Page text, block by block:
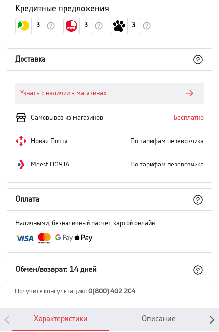
Кредитные предложения
3 3 3
Доставка
Узнать о наличии в магазинах
Самовывоз из магазинов Бесплатно
Новая Почта По тарифам перевозчика
Meest ПОЧТА По тарифам перевозчика
Оплата
Наличными, безналичный расчет, картой онлайн
Обмен/возврат: 14 дней
Получите консультацию: 0(800) 402 204
Характеристики Описание